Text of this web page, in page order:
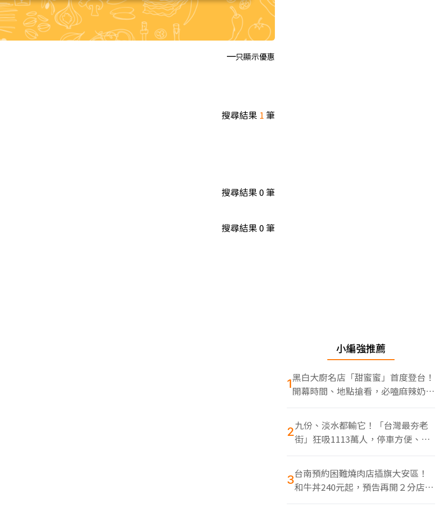
只顯示優惠
搜尋結果 1筆
搜尋結果0筆
搜尋結果0筆
小編強推薦
1黑白大廚名店「甜蜜蜜」首度登台！
開幕時間、地點搶看，必嗑麻辣奶油
蝦
2九份、淡水都輸它！「台灣最夯老
街」狂吸1113萬人，停車方便、特
色美食多
3台南預約困難燒肉店插旗大安區！
和牛丼240元起，預告再開２分店、
地點曝光